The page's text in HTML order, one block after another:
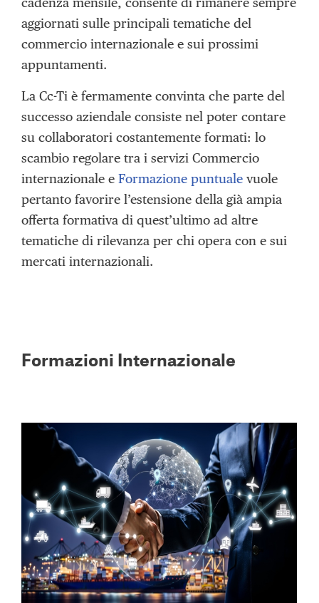
aggiornati sulle principali tematiche del
commercio internazionale e sui prossimi
appuntamenti.
La Cc-Ti è fermamente convinta che parte del
successo aziendale consiste nel poter contare
su collaboratori costantemente formati: lo
scambio regolare tra i servizi Commercio
internazionale e Formazione puntuale vuole
pertanto favorire l’estensione della già ampia
offerta formativa di quest’ultimo ad altre
tematiche di rilevanza per chi opera con e sui
mercati internazionali.
Formazioni Internazionale